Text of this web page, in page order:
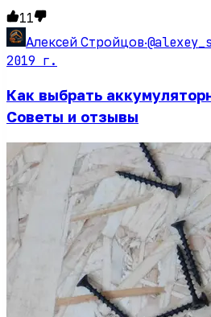
11
Алексей Стройцов·
2019 г.
Как выбрать
Советы и отзывы